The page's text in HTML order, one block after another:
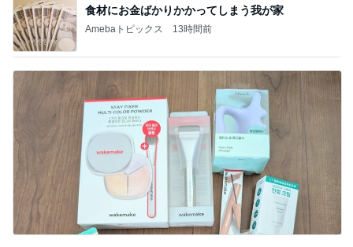
食材にお金ばかりかかってしまう我が家
Amebaトピックス 13時間前